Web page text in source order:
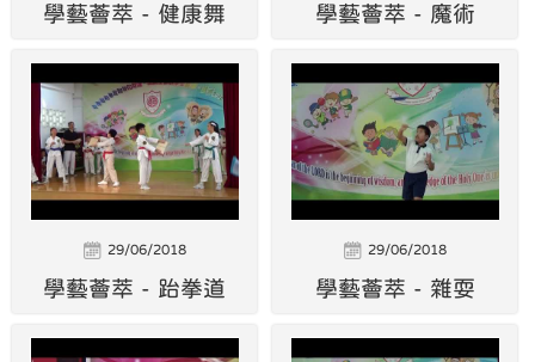
學藝薈萃 - 健康舞 學藝薈萃 - 魔術
29/06/2018
學藝薈萃 - 跆拳道
29/06/2018
學藝薈萃 - 雜耍